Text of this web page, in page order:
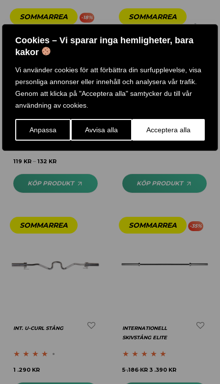
Cookies – Vi sparar inga hemligheter, bara
kakor
Vi använder cookies för att förbättra din surfupplevelse, visa
personliga annonser eller innehåll och analysera vår trafik.
Genom att klicka på "Acceptera alla" samtycker du till vår
användning av cookies.
Anpassa Avvisa alla Acceptera alla
-18%
HANTELGREPP 35 CM / 40
Betygsatt4.56
119 KR – 132 KR
KÖP PRODUKT
SKOL STÅNG 150 CM
KÖP PRODUKT
INT. U-CURL STÅNG
Betygsatt
1 .290 KR
-35%
INTERNATIONELL
SKIVSTÅNG ELITE
Betygsatt5.00
5 .186KR 3 .390 KR